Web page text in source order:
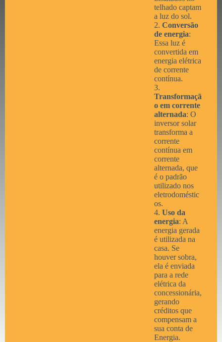
telhado captam
a luz do sol.
2. Conversão
de energia:
Essa luz é
convertida em
energia elétrica
de corrente
contínua.
3.
Transformaçã
o em corrente
alternada: O
inversor solar
transforma a
corrente
contínua em
corrente
alternada, que
é o padrão
utilizado nos
eletrodoméstic
os.
4. Uso da
energia: A
energia gerada
é utilizada na
casa. Se
houver sobra,
ela é enviada
para a rede
elétrica da
concessionária,
gerando
créditos que
compensam a
sua conta de
Energia.